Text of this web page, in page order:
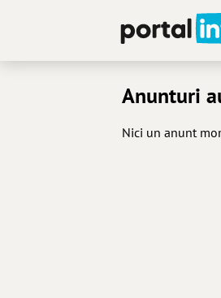
Anunturi
Nici un anunt